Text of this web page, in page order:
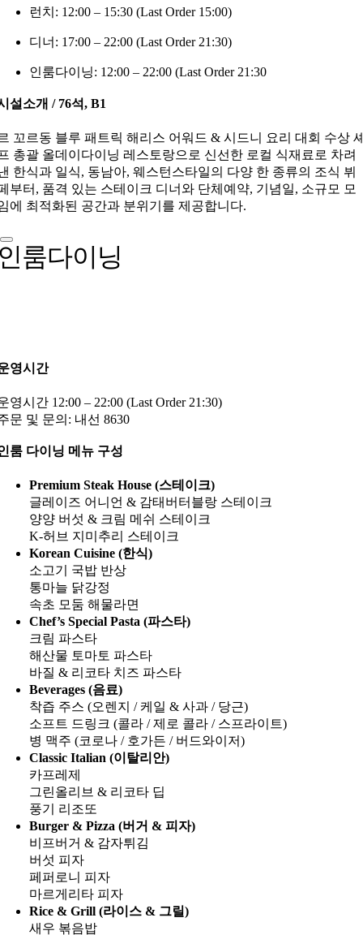
런치: 12:00 – 15:30 (Last Order 15:00)
디너: 17:00 – 22:00 (Last Order 21:30)
인룸다이닝: 12:00 – 22:00 (Last Order 21:30
설소개 / 76석, B1
꼬르동 블루 패트릭 해리스 어워드 & 시드니 요리 대회 수상
총괄 올데이다이닝 레스토랑으로 신선한 로컬 식재료로 차려
한식과 일식, 동남아, 웨스턴스타일의 다양 한 종류의 조식 뷔
부터, 품격 있는 스테이크 디너와 단체예약, 기념일, 소규모 모
에 최적화된 공간과 분위기를 제공합니다.
룸다이닝
영시간
영시간 12:00 – 22:00 (Last Order 21:30)
문 및 문의: 내선 8630
룸 다이닝 메뉴 구성
Premium Steak House (스테이크)
글레이즈 어니언 & 감태버터블랑 스테이크
양양 버섯 & 크림 메쉬 스테이크
K-허브 지미추리 스테이크
Korean Cuisine (한식)
소고기 국밥 반상
통마늘 닭강정
속초 모둠 해물라면
Chef’s Special Pasta (파스타)
크림 파스타
해산물 토마토 파스타
바질 & 리코타 치즈 파스타
Beverages (음료)
착즙 주스 (오렌지 / 케일 & 사과 / 당근)
소프트 드링크 (콜라 / 제로 콜라 / 스프라이트)
병 맥주 (코로나 / 호가든 / 버드와이저)
Classic Italian (이탈리안)
카프레제
그린올리브 & 리코타 딥
풍기 리조또
Burger & Pizza (버거 & 피자)
비프버거 & 감자튀김
버섯 피자
페퍼로니 피자
마르게리타 피자
Rice & Grill (라이스 & 그릴)
새우 볶음밥